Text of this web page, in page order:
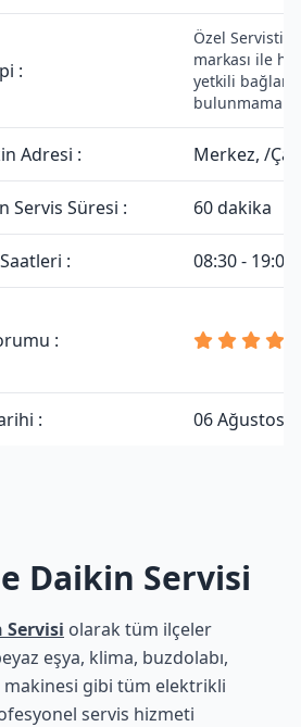
:
Özel Servistir.
markası ile
yetkili
Adresi : Merkez, /
Servis Süresi : 60 dakika
: 08:30 - 19:00
:
: 06 Ağustos
Daikin Servisi
Servisi olarak tüm ilçeler
eşya, klima, buzdolabı,
makinesi gibi tüm elektrikli
servis hizmeti